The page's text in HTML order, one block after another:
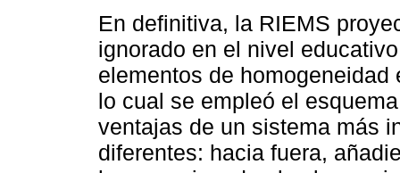
En definitiva, la RIEMS
ignorado en el nivel
elementos de
lo cual se empleó el
ventajas de un sistema más
diferentes: hacia fuera,